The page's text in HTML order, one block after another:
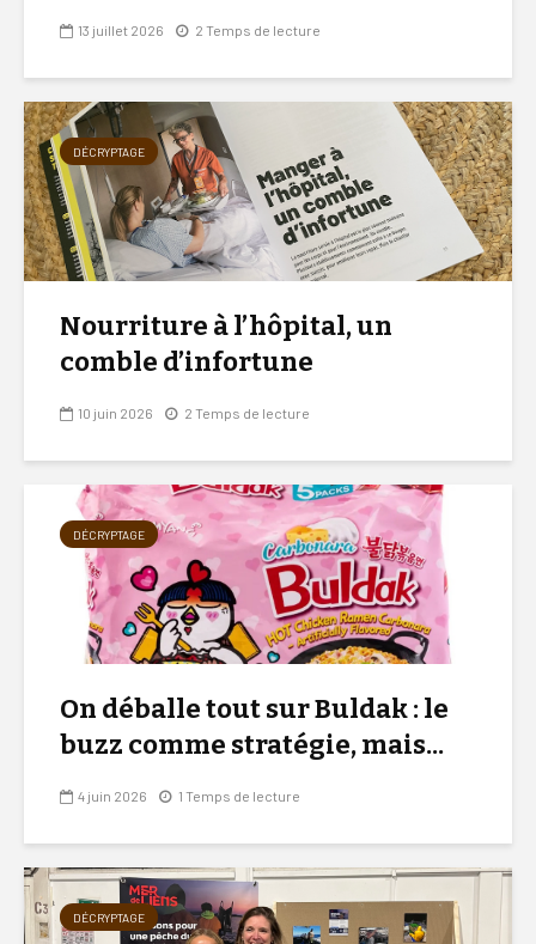
13 juillet 2026 2 Temps de lecture
DÉCRYPTAGE
Nourriture à l’hôpital, un
comble d’infortune
10 juin 2026 2 Temps de lecture
DÉCRYPTAGE
On déballe tout sur Buldak : le
buzz comme stratégie, mais...
4 juin 2026 1 Temps de lecture
DÉCRYPTAGE